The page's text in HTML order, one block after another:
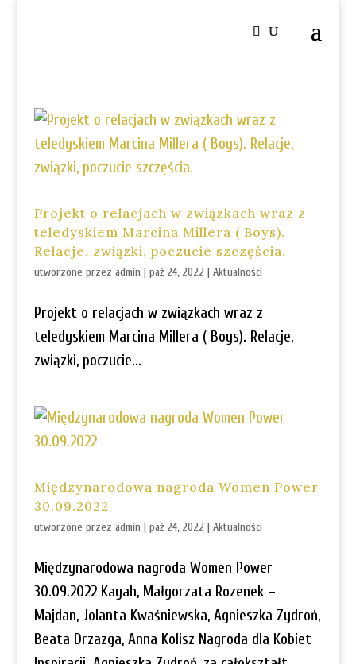
Projekt o relacjach w związkach wraz z
teledyskiem Marcina Millera ( Boys).
Relacje, związki, poczucie szczęścia.
utworzone przez admin | paź 24, 2022 | Aktualności
Projekt o relacjach w związkach wraz z
teledyskiem Marcina Millera ( Boys). Relacje,
związki, poczucie...
Międzynarodowa nagroda Women Power
30.09.2022
utworzone przez admin | paź 24, 2022 | Aktualności
Międzynarodowa nagroda Women Power
30.09.2022 Kayah, Małgorzata Rozenek –
Majdan, Jolanta Kwaśniewska, Agnieszka Zydroń,
Beata Drzazga, Anna Kolisz Nagroda dla Kobiet